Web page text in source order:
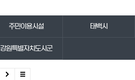
주민이용시설 태백시
강원특별자치도시군